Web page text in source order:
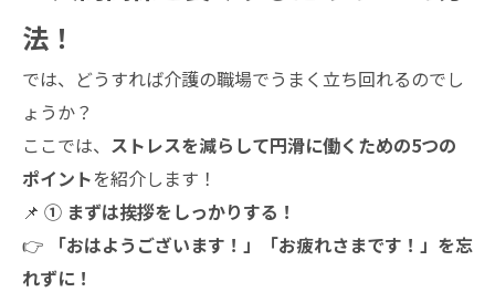
法！
では、どうすれば介護の職場でうまく立ち回れるのでし
ょうか？
ここでは、 ストレスを減らして円滑に働くための5つの
ポイントを紹介します！
📌 ① まずは挨拶をしっかりする！
👉
「おはようございます！」「お疲れさまです！」を忘
れずに！